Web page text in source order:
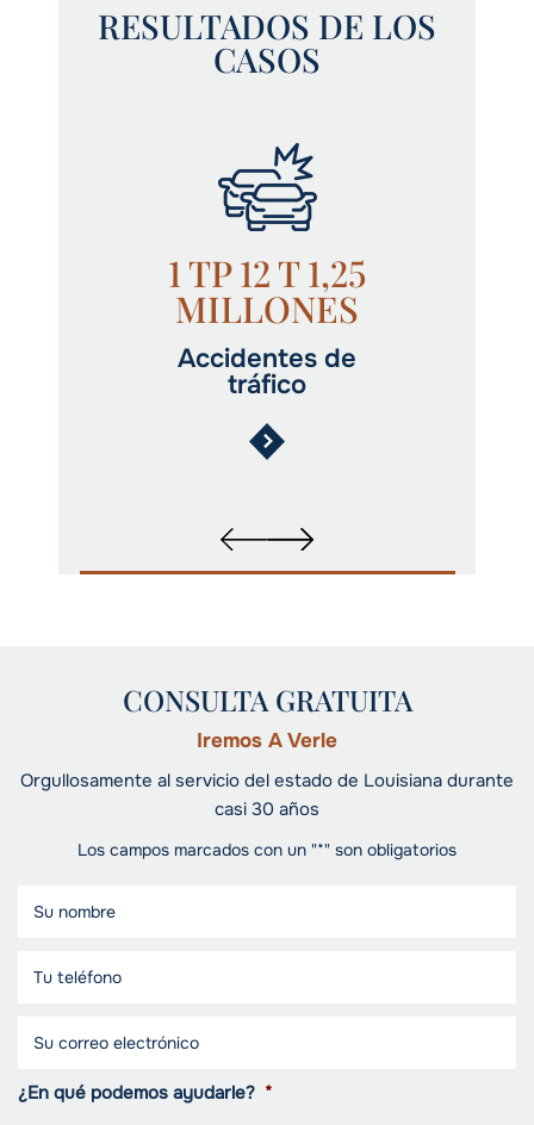
RESULTADOS DE LOS
CASOS
1 TP 12 T 1,25
MILLONES
Accidentes de
tráfico
CONSULTA GRATUITA
Iremos A Verle
Orgullosamente al servicio del estado de Louisiana durante
casi 30 años
Los campos marcados con un "*" son obligatorios
¿En qué podemos ayudarle? *